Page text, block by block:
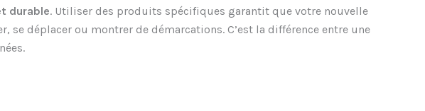
durable. Utiliser des produits spécifiques garantit que votre nouvelle
déplacer ou montrer de démarcations. C’est la différence entre une